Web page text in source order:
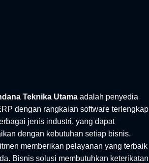
Teknika Utama adalah penyedia
dengan rangkaian software terlengkap
jenis industri, yang dapat
dengan kebutuhan setiap bisnis.
memberikan pelayanan yang terbaik
Bisnis solusi membutuhkan keterikatan